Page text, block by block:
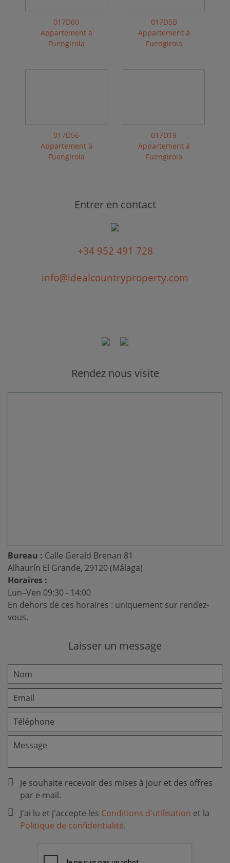
017D60
Appartement à
Fuengirola
017D5B
Appartement à
Fuengirola
017D56
Appartement à
Fuengirola
017D19
Appartement à
Fuengirola
Entrer en contact
+34 952 491 728
info@idealcountryproperty.com
Rendez nous visite
Bureau : Calle Gerald Brenan 81
Alhaurín El Grande, 29120 (Málaga)
Horaires :
Lun–Ven 09:30 - 14:00
En dehors de ces horaires : uniquement sur rendez-
vous.
Laisser un message
Je souhaite recevoir des mises à jour et des offres
par e-mail.
J'ai lu et j'accepte les Conditions d'utilisation et la
Politique de confidentialité.